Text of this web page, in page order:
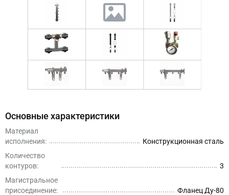
Основные характеристики
Материал
исполнения:
Конструкционная сталь
Количество
контуров:
3
Магистральное
присоединение:
Фланец Ду-80